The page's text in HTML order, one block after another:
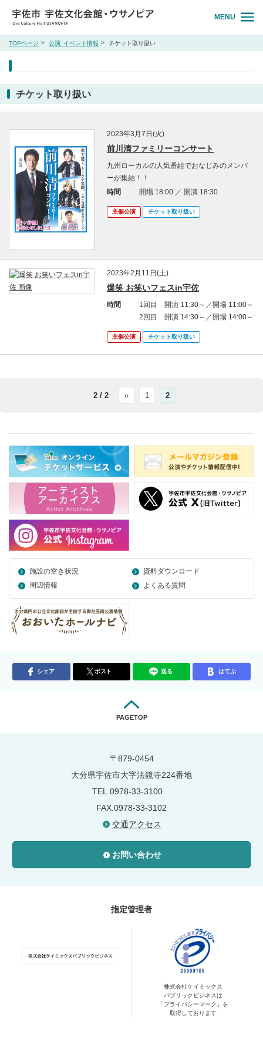
MENU
TOPページ 公演･イベント情報 チケット取り扱い
チケット取り扱い
2023年3月7日(火)
前川清ファミリーコンサート
九州ローカルの人気番組でおなじみのメンバ
ーが集結！！
時間
開場 18:00 ／ 開演 18:30
主催公演 チケット取り扱い
2023年2月11日(土)
爆笑 お笑いフェスin宇佐
時間
1回目 開演 11:30～／開場 11:00～
2回目 開演 14:30～／開場 14:00～
主催公演 チケット取り扱い
2 / 2 « 1 2
施設の空き状況
資料ダウンロード
周辺情報
よくある質問
シェア ポスト 送る はてぶ
PAGETOP
〒879-0454
大分県宇佐市大字法鏡寺224番地
TEL.0978-33-3100
FAX.0978-33-3102
交通アクセス
お問い合わせ
指定管理者
株式会社ケイミックス
パブリックビジネスは
「プライバシーマーク」を
取得しております